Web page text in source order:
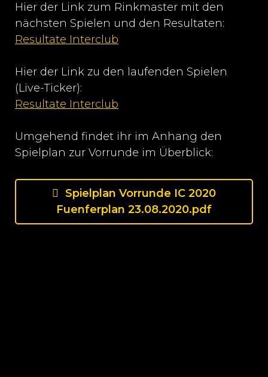
Hier der Link zum Rinkmaster mit den
nächsten Spielen und den Resultaten:
Resultate Interclub
Hier der Link zu den laufenden Spielen
(Live-Ticker):
Resultate Interclub
Umgehend findet ihr im Anhang den
Spielplan zur Vorrunde im Überblick:
Spielplan Vorrunde IC 2020
Fuenferplan 23.08.2020.pdf